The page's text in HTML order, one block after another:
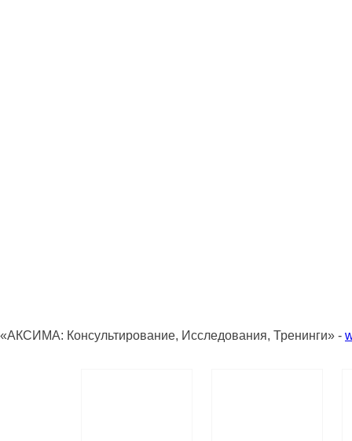
«АКСИМА: Консультирование, Исследования, Тренинги» -